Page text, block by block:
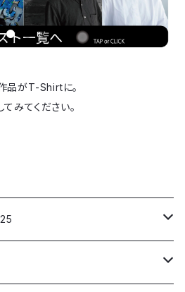
品がT-Shirtに。
みてください。